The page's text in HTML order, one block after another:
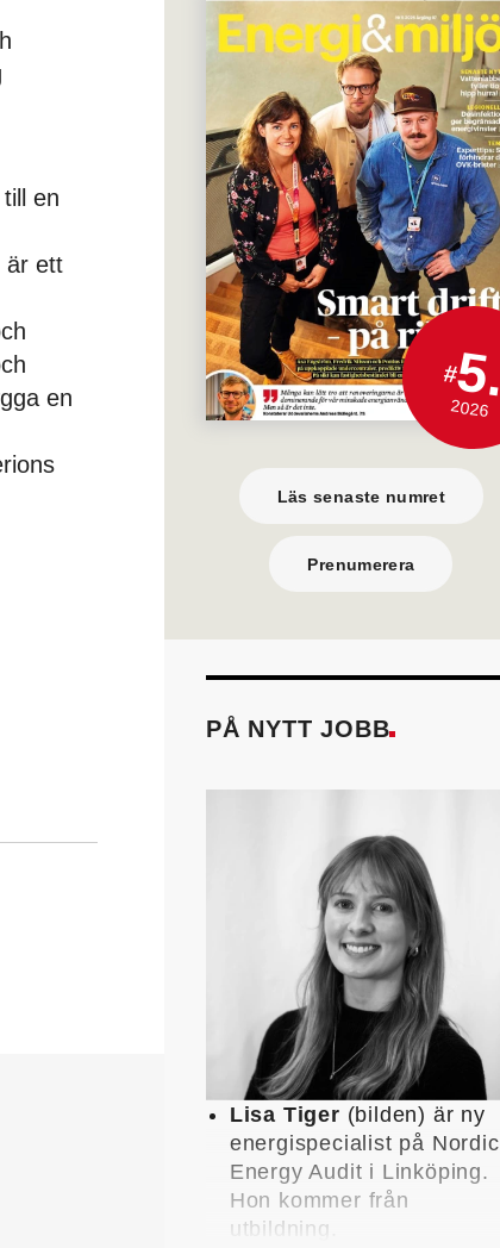
en
är ett
en
#5.
2026
Läs senaste numret
Prenumerera
PÅ NYTT JOBB
Lisa Tiger (bilden) är ny
energispecialist på Nordic
Energy Audit i Linköping.
Hon kommer från
utbildning.